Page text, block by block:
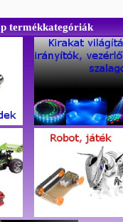
termékkategóriák